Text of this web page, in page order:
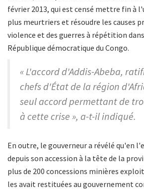
février 2013, qui est censé mettre fin à
plus meurtriers et résoudre les causes
violence et des guerres à répétition
République démocratique du Congo.
« L'accord d'Addis-Abeba,
chefs d'État de la région
seul accord permettant de
à cette crise », a-t-il indiqué.
En outre, le gouverneur a révélé qu'en
depuis son accession à la tête de la
plus de 200 concessions minières
les avait restituées au gouvernement